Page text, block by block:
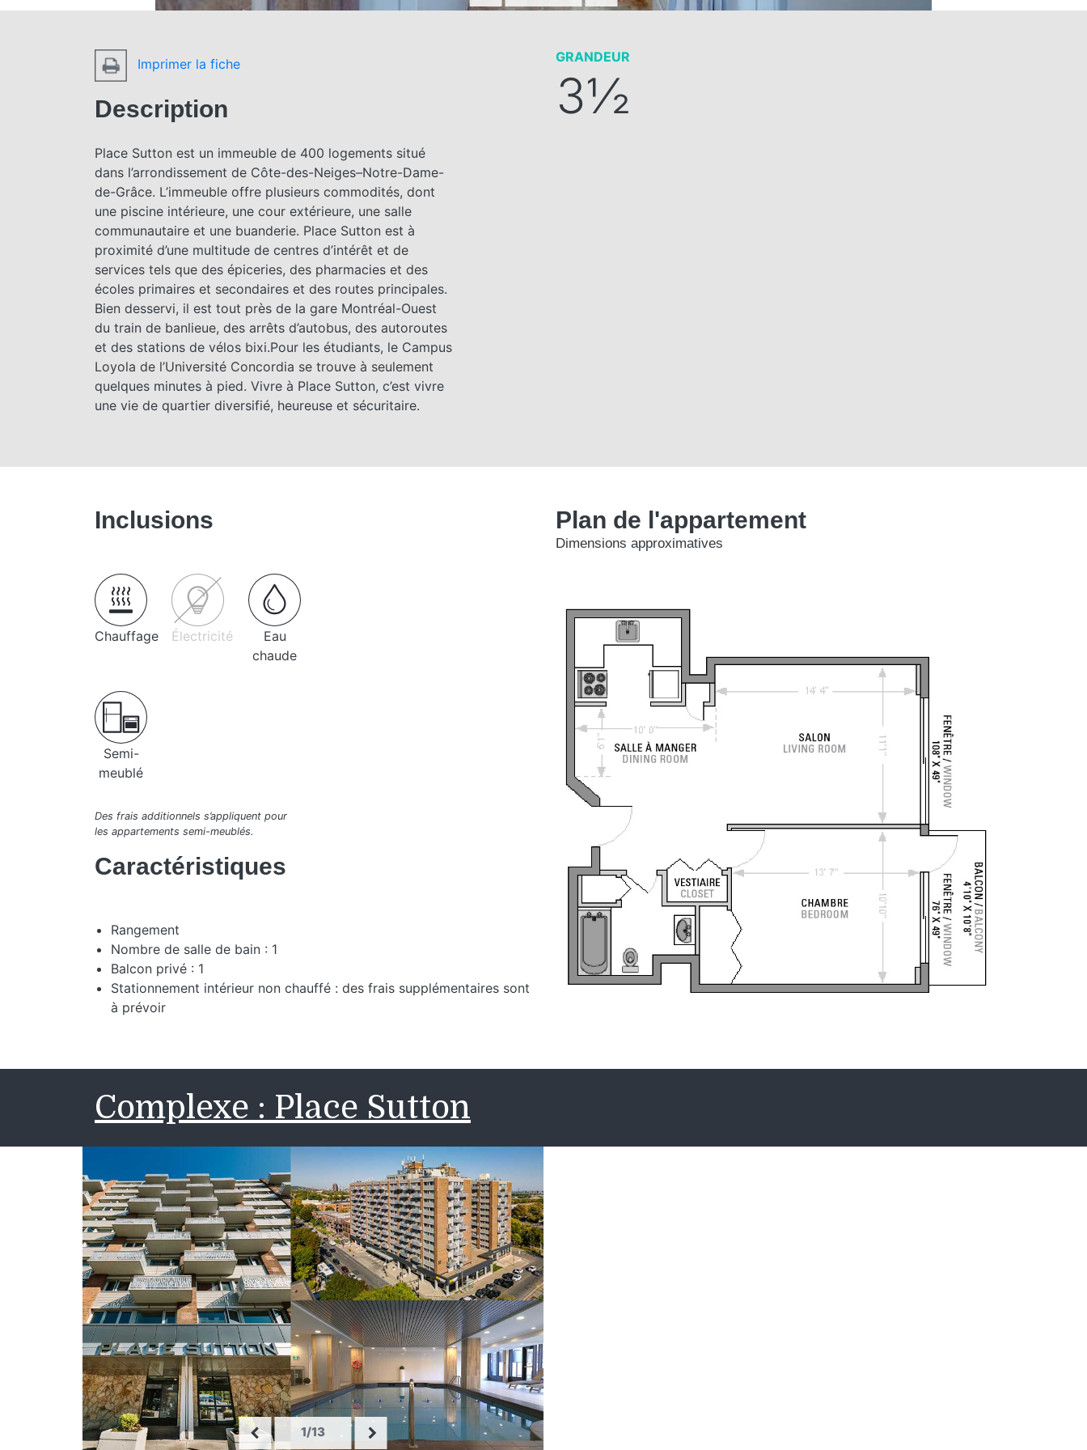
Imprimer la fiche
Description
Place Sutton est un immeuble de 400 logements situé
dans l’arrondissement de Côte-des-Neiges–Notre-Dame-
de-Grâce. L’immeuble offre plusieurs commodités, dont
une piscine intérieure, une cour extérieure, une salle
communautaire et une buanderie. Place Sutton est à
proximité d’une multitude de centres d’intérêt et de
services tels que des épiceries, des pharmacies et des
écoles primaires et secondaires et des routes principales.
Bien desservi, il est tout près de la gare Montréal-Ouest
du train de banlieue, des arrêts d’autobus, des autoroutes
et des stations de vélos bixi.Pour les étudiants, le Campus
Loyola de l’Université Concordia se trouve à seulement
quelques minutes à pied. Vivre à Place Sutton, c’est vivre
une vie de quartier diversifié, heureuse et sécuritaire.
GRANDEUR
3½
Inclusions
Chauffage Électricité
Eau
chaude
Semi-
meublé
Des frais additionnels s’appliquent pour
les appartements semi-meublés.
Caractéristiques
Rangement
Nombre de salle de bain : 1
Balcon privé : 1
Stationnement intérieur non chauffé : des frais supplémentaires sont
à prévoir
Plan de l'appartement
Dimensions approximatives
Complexe : Place Sutton
1/13